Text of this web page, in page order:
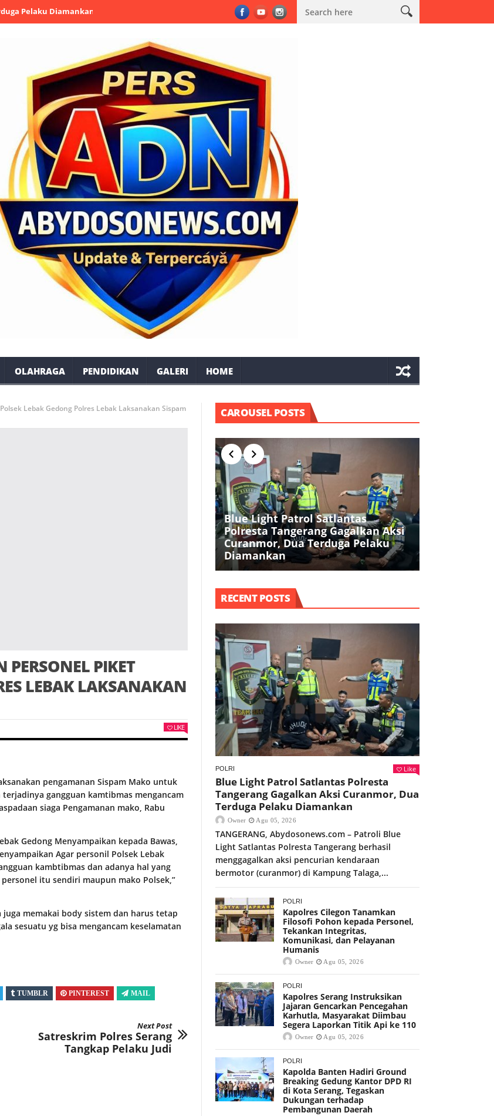
Diamankan Kapolres Cilegon Tanamkan Filosofi Pohon kepada Personel, Tekankan Integritas, Komunikasi, dan Pelayanan
OLAHRAGA PENDIDIKAN GALERI HOME
Lebak Gedong Polres Lebak Laksanakan Sispam
PIKET
LEBAK LAKSANAKAN
LIKE
pengamanan Sispam Mako untuk
gangguan kamtibmas mengancam
siaga Pengamanan mako, Rabu
Gedong Menyampaikan kepada Bawas,
Agar personil Polsek Lebak
kambtibmas dan adanya hal yang
itu sendiri maupun mako Polsek,”
memakai body sistem dan harus tetap
sesuatu yg bisa mengancam keselamatan
TUMBLR PINTEREST MAIL
Next Post
Satreskrim Polres Serang
Tangkap Pelaku Judi
CAROUSEL POSTS
Blue Light Patrol Satlantas
Polresta Tangerang Gagalkan Aksi
Curanmor, Dua Terduga Pelaku
Diamankan
RECENT POSTS
POLRI Like
Blue Light Patrol Satlantas Polresta
Tangerang Gagalkan Aksi Curanmor, Dua
Terduga Pelaku Diamankan
Owner Agu 05, 2026
TANGERANG, Abydosonews.com – Patroli Blue
Light Satlantas Polresta Tangerang berhasil
menggagalkan aksi pencurian kendaraan
bermotor (curanmor) di Kampung Talaga,...
POLRI
Kapolres Cilegon Tanamkan
Filosofi Pohon kepada Personel,
Tekankan Integritas,
Komunikasi, dan Pelayanan
Humanis
Owner Agu 05, 2026
POLRI
Kapolres Serang Instruksikan
Jajaran Gencarkan Pencegahan
Karhutla, Masyarakat Diimbau
Segera Laporkan Titik Api ke 110
Owner Agu 05, 2026
POLRI
Kapolda Banten Hadiri Ground
Breaking Gedung Kantor DPD RI
di Kota Serang, Tegaskan
Dukungan terhadap
Pembangunan Daerah